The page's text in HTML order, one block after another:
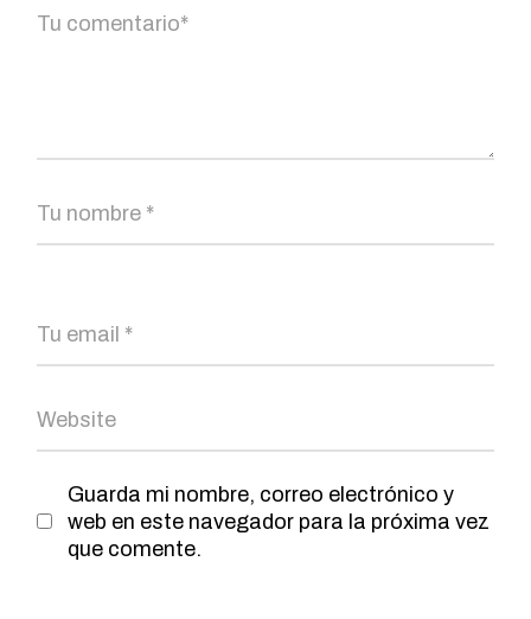
Guarda mi nombre, correo electrónico y
web en este navegador para la próxima vez
que comente.